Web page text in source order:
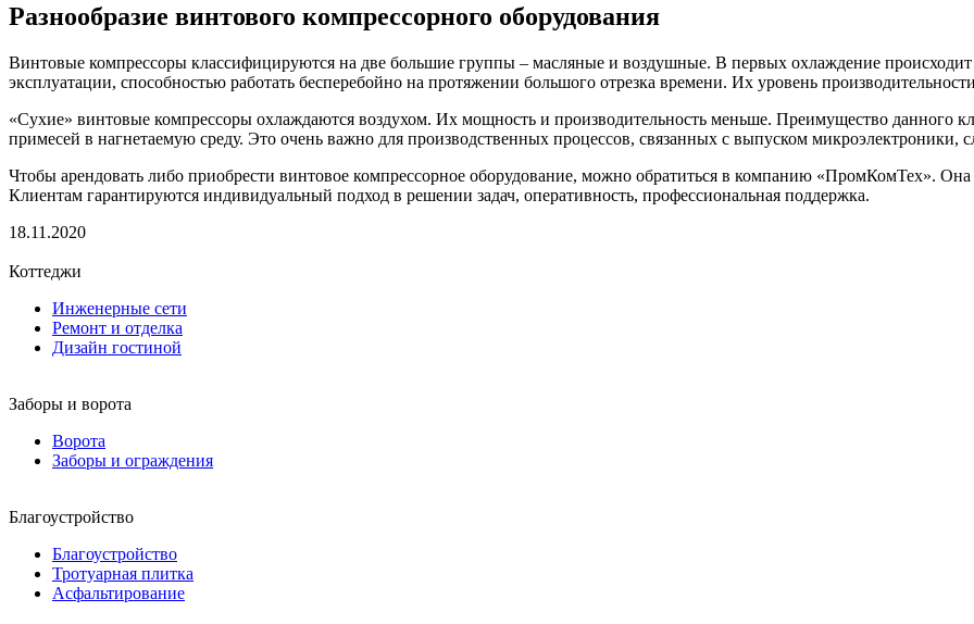
Разнообразие винтового компрессорного оборудования
Винтовые компрессоры классифицируются на две большие группы – масляные и воздушные. В первых охлаждение происходит
эксплуатации, способностью работать бесперебойно на протяжении большого отрезка времени. Их уровень
«Сухие» винтовые компрессоры охлаждаются воздухом. Их мощность и производительность меньше. Преимущество данного
примесей в нагнетаемую среду. Это очень важно для производственных процессов, связанных с выпуском микроэлектроники,
Чтобы арендовать либо приобрести винтовое компрессорное оборудование, можно обратиться в компанию «ПромКомТех».
Клиентам гарантируются индивидуальный подход в решении задач, оперативность, профессиональная поддержка.
18.11.2020
Коттеджи
Инженерные сети
Ремонт и отделка
Дизайн гостиной
Заборы и ворота
Ворота
Заборы и ограждения
Благоустройство
Благоустройство
Тротуарная плитка
Асфальтирование